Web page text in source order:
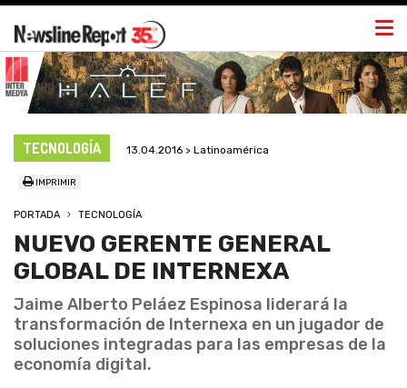
TECNOLOGÍA 13.04.2016 > Latinoamérica
IMPRIMIR
PORTADA TECNOLOGÍA
NUEVO GERENTE GENERAL
GLOBAL DE INTERNEXA
Jaime Alberto Peláez Espinosa liderará la
transformación de Internexa en un jugador de
soluciones integradas para las empresas de la
economía digital.